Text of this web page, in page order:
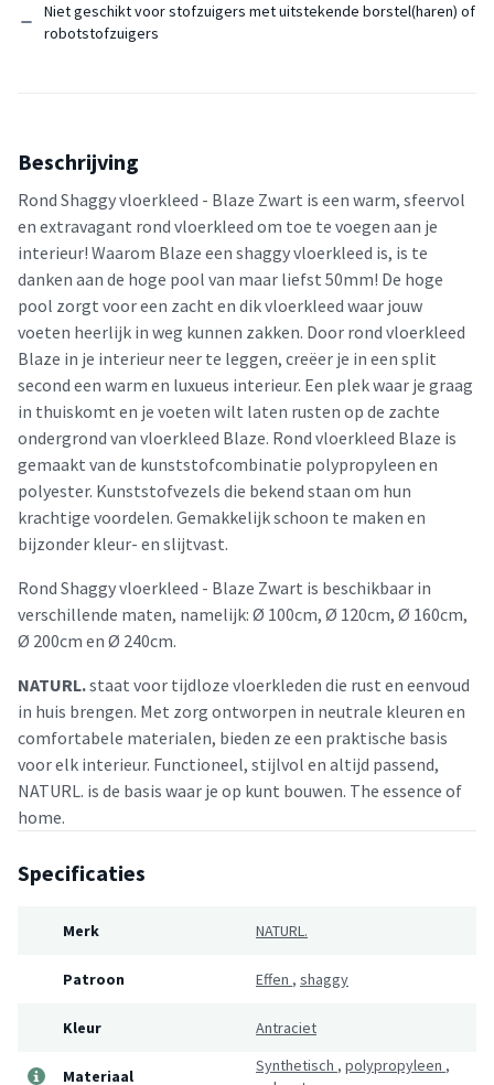
Niet geschikt voor stofzuigers met uitstekende borstel(haren) of
robotstofzuigers
Beschrijving
Rond Shaggy vloerkleed - Blaze Zwart is een warm, sfeervol
en extravagant rond vloerkleed om toe te voegen aan je
interieur! Waarom Blaze een shaggy vloerkleed is, is te
danken aan de hoge pool van maar liefst 50mm! De hoge
pool zorgt voor een zacht en dik vloerkleed waar jouw
voeten heerlijk in weg kunnen zakken. Door rond vloerkleed
Blaze in je interieur neer te leggen, creëer je in een split
second een warm en luxueus interieur. Een plek waar je graag
in thuiskomt en je voeten wilt laten rusten op de zachte
ondergrond van vloerkleed Blaze. Rond vloerkleed Blaze is
gemaakt van de kunststofcombinatie polypropyleen en
polyester. Kunststofvezels die bekend staan om hun
krachtige voordelen. Gemakkelijk schoon te maken en
bijzonder kleur- en slijtvast.
Rond Shaggy vloerkleed - Blaze Zwart is beschikbaar in
verschillende maten, namelijk: Ø 100cm, Ø 120cm, Ø 160cm,
Ø 200cm en Ø 240cm.
NATURL.staat voor tijdloze vloerkleden die rust en eenvoud
in huis brengen. Met zorg ontworpen in neutrale kleuren en
comfortabele materialen, bieden ze een praktische basis
voor elk interieur. Functioneel, stijlvol en altijd passend,
NATURL. is de basis waar je op kunt bouwen. The essence of
home.
Specificaties
Merk NATURL.
Patroon Effen , shaggy
Kleur Antraciet
Materiaal
Synthetisch , polypropyleen ,